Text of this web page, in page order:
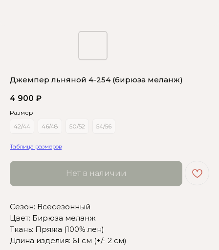
Джемпер льняной 4-254 (бирюза меланж)
4 900 ₽
Размер
42/44
46/48 50/52 54/56
Таблица размеров
Нет в наличии
Сезон: Всесезонный
Цвет: Бирюза меланж
Ткань: Пряжа (100% лен)
Длина изделия: 61 см (+/- 2 см)
Сомневаетесь в выборе?
Нажмите сюда, чтобы
посмотреть размерную сетку